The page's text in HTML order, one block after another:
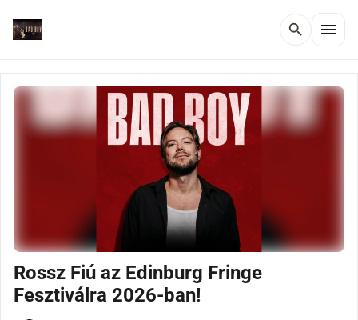
search menu
Rossz Fiú az Edinburg Fringe
Fesztiválra 2026-ban!